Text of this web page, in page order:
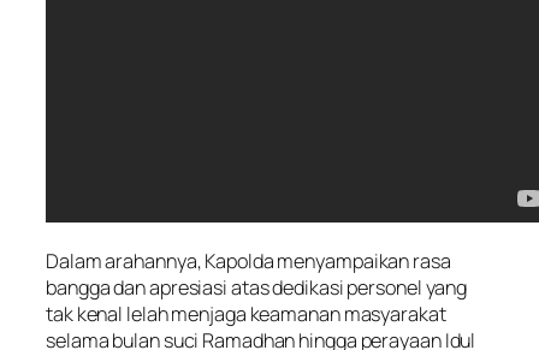
Dalam arahannya, Kapolda menyampaikan rasa
bangga dan apresiasi atas dedikasi personel yang
tak kenal lelah menjaga keamanan masyarakat
selama bulan suci Ramadhan hingga perayaan Idul